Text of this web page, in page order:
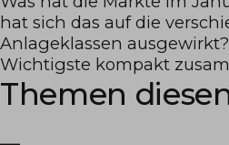
hat sich das auf die
Anlageklassen
Wichtigste kompakt
Themen